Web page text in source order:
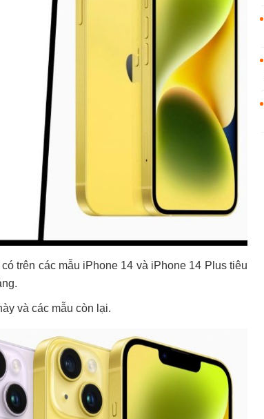
trên các mẫu iPhone 14 và iPhone 14 Plus tiêu
và các mẫu còn lại.